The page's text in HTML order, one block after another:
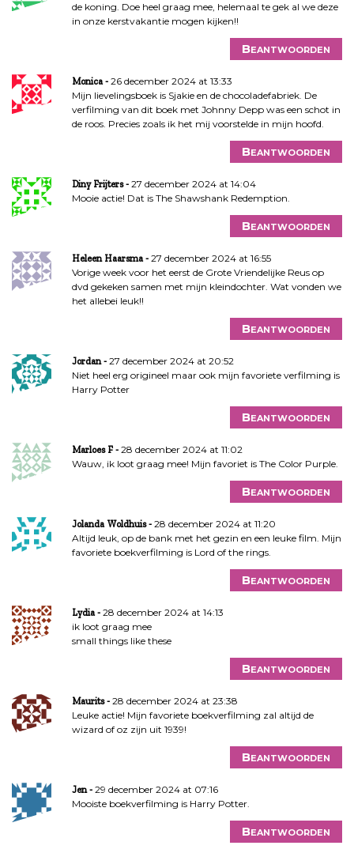
de koning. Doe heel graag mee, helemaal te gek al we deze
in onze kerstvakantie mogen kijken!!
Beantwoorden
Monica
26 december 2024 at 13:33
Mijn lievelingsboek is Sjakie en de chocoladefabriek. De
verfilming van dit boek met Johnny Depp was een schot in
de roos. Precies zoals ik het mij voorstelde in mijn hoofd.
Beantwoorden
Diny Frijters
27 december 2024 at 14:04
Mooie actie! Dat is The Shawshank Redemption.
Beantwoorden
Heleen Haarsma
27 december 2024 at 16:55
Vorige week voor het eerst de Grote Vriendelijke Reus op
dvd gekeken samen met mijn kleindochter. Wat vonden we
het allebei leuk!!
Beantwoorden
Jordan
27 december 2024 at 20:52
Niet heel erg origineel maar ook mijn favoriete verfilming is
Harry Potter
Beantwoorden
Marloes F
28 december 2024 at 11:02
Wauw, ik loot graag mee! Mijn favoriet is The Color Purple.
Beantwoorden
Jolanda Woldhuis
28 december 2024 at 11:20
Altijd leuk, op de bank met het gezin en een leuke film. Mijn
favoriete boekverfilming is Lord of the rings.
Beantwoorden
Lydia
28 december 2024 at 14:13
ik loot graag mee
small things like these
Beantwoorden
Maurits
28 december 2024 at 23:38
Leuke actie! Mijn favoriete boekverfilming zal altijd de
wizard of oz zijn uit 1939!
Beantwoorden
Jen
29 december 2024 at 07:16
Mooiste boekverfilming is Harry Potter.
Beantwoorden